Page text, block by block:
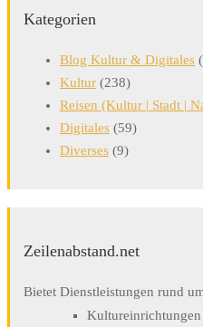
Kategorien
Blog Kultur & Digitales
Kultur (238)
Reisen (Kultur | Stadt |
Digitales (59)
Diverses (9)
Zeilenabstand.net
Bietet Dienstleistungen rund
Kultureinrichtungen